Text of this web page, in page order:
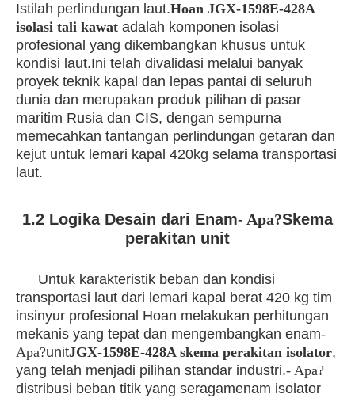
Istilah perlindungan laut.Hoan JGX-1598E-428A
isolasi tali kawat adalah komponen isolasi
profesional yang dikembangkan khusus untuk
kondisi laut.Ini telah divalidasi melalui banyak
proyek teknik kapal dan lepas pantai di seluruh
dunia dan merupakan produk pilihan di pasar
maritim Rusia dan CIS, dengan sempurna
memecahkan tantangan perlindungan getaran dan
kejut untuk lemari kapal 420kg selama transportasi
laut.
1.2 Logika Desain dari Enam- Apa?Skema
perakitan unit
Untuk karakteristik beban dan kondisi
transportasi laut dari lemari kapal berat 420 kg tim
insinyur profesional Hoan melakukan perhitungan
mekanis yang tepat dan mengembangkan enam-
Apa?unitJGX-1598E-428A skema perakitan isolator,
yang telah menjadi pilihan standar industri.- Apa?
distribusi beban titik yang seragamenam isolator